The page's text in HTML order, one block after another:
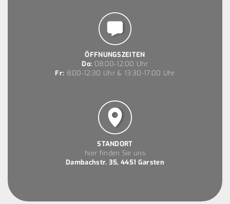
ÖFFNUNGSZEITEN
Do: 08:00-12:00 Uhr
Fr: 8:00-12:30 Uhr & 13:30-17:00 Uhr
STANDORT
hier finden Sie uns
Dambachstr. 35, 4451 Garsten